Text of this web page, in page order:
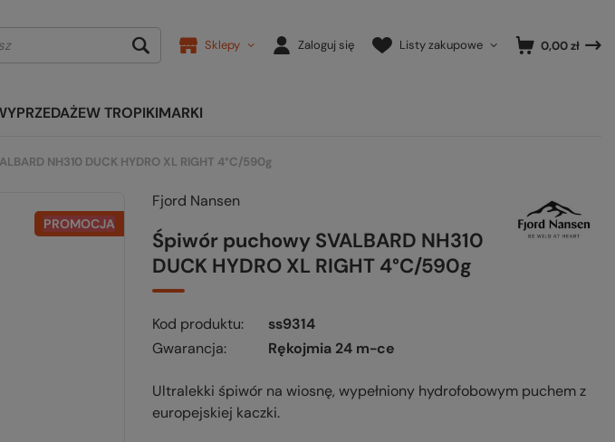
Sklepy Zaloguj się Listy zakupowe 0,00 zł
W TROPIKIMARKI
NH310 DUCK HYDRO XL RIGHT 4°C/590g
PROMOCJA
Fjord Nansen
Śpiwór puchowy SVALBARD NH310
DUCK HYDRO XL RIGHT 4°C/590g
Kod produktu
ss9314
Gwarancja
Rękojmia 24 m-ce
Ultralekki śpiwór na wiosnę, wypełniony hydrofobowym puchem z
europejskiej kaczki.